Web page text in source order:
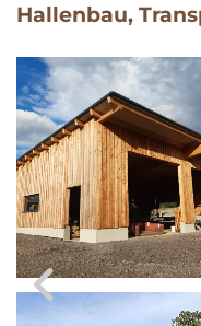
Hallenbau,